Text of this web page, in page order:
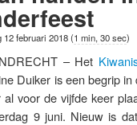
12 februari 2018(1 min, 30 sec)
– Het
Duiker is een begrip
al voor de vijfde keer
9 juni. Nieuw is